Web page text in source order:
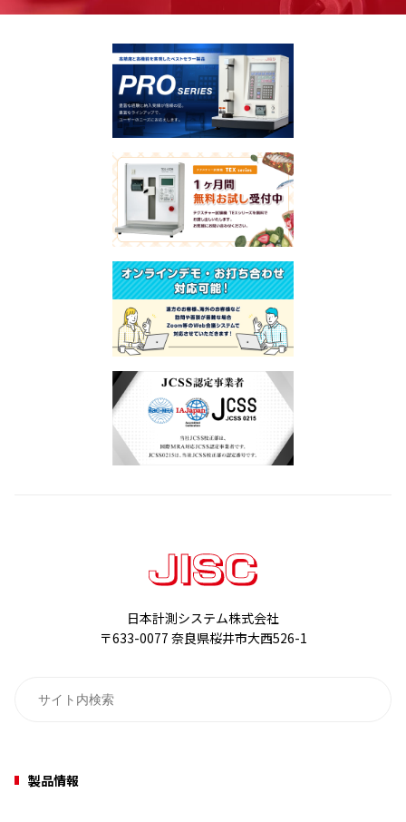
日本計測システム株式会社
〒633-0077 奈良県桜井市大西526-1
製品情報